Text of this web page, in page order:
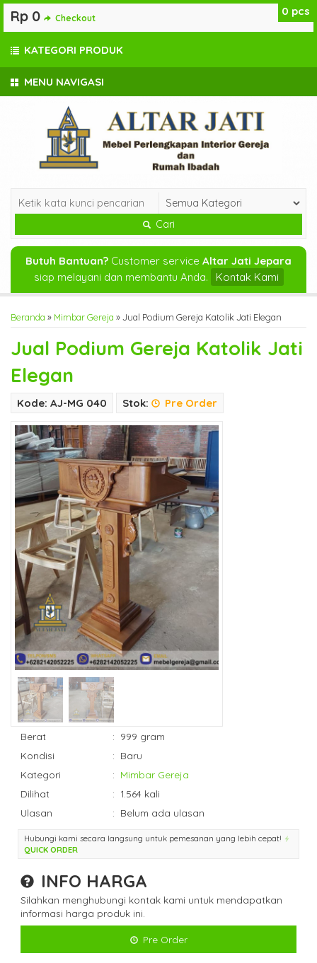
MENU NAVIGASI
Cari
Butuh Bantuan? Customer service Altar Jati Jepara
siap melayani dan membantu Anda.
Kontak Kami
Beranda » Mimbar Gereja »Jual Podium Gereja Katolik Jati Elegan
Jual Podium Gereja Katolik Jati
Elegan
Kode: AJ-MG 040 Stok: Pre Order
Berat : 999 gram
Kondisi
: Baru
Kategori
: Mimbar Gereja
Dilihat
: 1.564 kali
Ulasan
: Belum ada ulasan
Hubungi kami secara langsung untuk pemesanan yang lebih cepat!
QUICK ORDER
INFO HARGA
Silahkan menghubungi kontak kami untuk mendapatkan
informasi harga produk ini.
Pre Order
0 pcs
Rp 0 Checkout
KATEGORI PRODUK